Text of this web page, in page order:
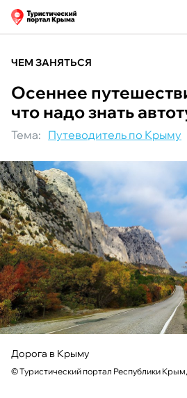
ЧЕМ ЗАНЯТЬСЯ
Осеннее
что надо знать
Тема: Путеводитель по Крыму
Дорога в Крыму
©Туристический портал Республики